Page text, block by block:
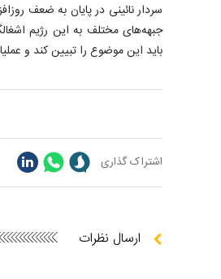
سردار نائینی در پایان به ضعف
جبهه‌های مختلف به این رژیم
باید این موضوع را تبیین کند و
اشتراک گذاری
ارسال نظرات